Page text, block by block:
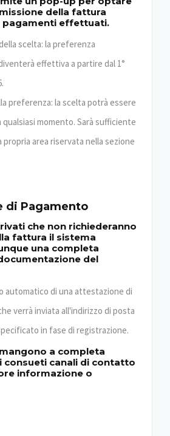
della fattura
pagamenti effettuati.
scelta: la preferenza
effettiva a partire dal 1°
preferenza: la scelta potrà essere
momento. Sarà sufficiente
propria area riservata nella sezione
di Pagamento
che non richiederanno
fattura il sistema
una completa
del
automatico di una attestazione di
verrà inviata all'indirizzo di posta
in fase di registrazione.
a completa
consueti canali di contatto
informazione o